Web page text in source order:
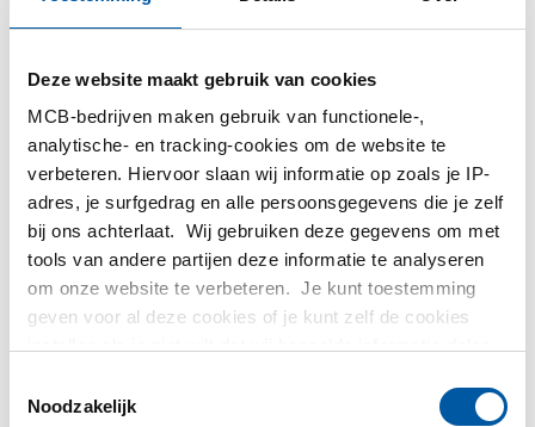
Deze website maakt gebruik van cookies
MCB-bedrijven maken gebruik van functionele-,
analytische- en tracking-cookies om de website te
verbeteren. Hiervoor slaan wij informatie op zoals je IP-
adres, je surfgedrag en alle persoonsgegevens die je zelf
bij ons achterlaat. Wij gebruiken deze gegevens om met
tools van andere partijen deze informatie te analyseren
om onze website te verbeteren. Je kunt toestemming
geven voor al deze cookies of je kunt zelf de cookies
partijen waarmee wij samenwerken vind je in ons
Noodzakelijk
uur. Bij vragen kunt u altijd contact opnemen met onze
afdeling Verkoop +31 040-20 88 582 of mail
Werkdagen waarop u geen leveringen aanneemt:
Voormiddag
Namiddag
U beschikt zelf bij moment van levering over geschikte
losmiddelen voor de bestelde materialen
(bovenloopkraan of heftruck) *
Het afleveradres moet bereikbaar zijn voor een